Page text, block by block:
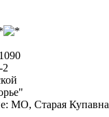
2
МО, Старая Купавна